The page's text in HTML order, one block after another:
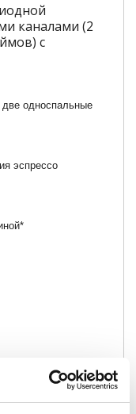
каналами (2
с
две односпальные
эспрессо